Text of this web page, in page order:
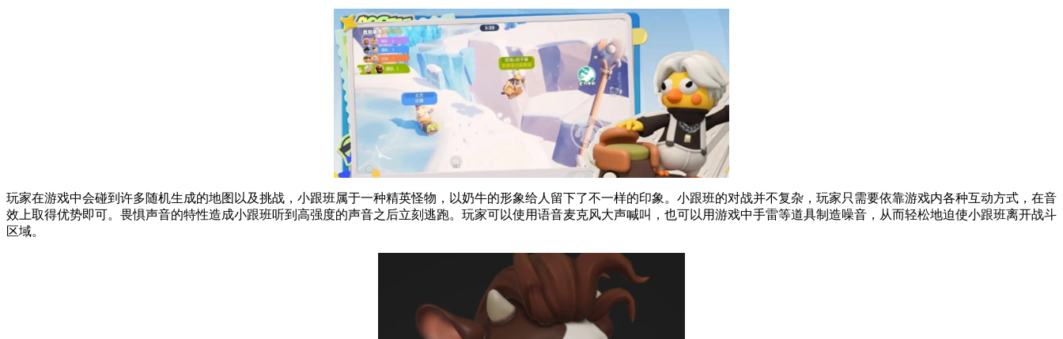
玩家在游戏中会碰到许多随机生成的地图以及挑战，小跟班属于一种精英怪物，以奶牛的形象给人留下了不一样的印象。小跟班的对战并不复杂，玩家只需要依靠游戏内各种互动方式，在音
效上取得优势即可。畏惧声音的特性造成小跟班听到高强度的声音之后立刻逃跑。玩家可以使用语音麦克风大声喊叫，也可以用游戏中手雷等道具制造噪音，从而轻松地迫使小跟班离开战斗
区域。